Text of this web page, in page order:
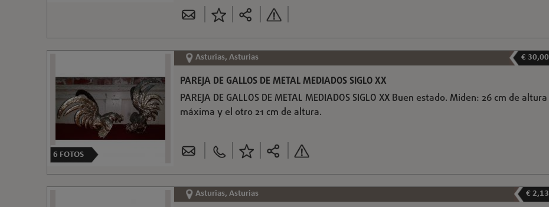
Asturias, Asturias € 30,00
PAREJA DE GALLOS DE METAL MEDIADOS SIGLO XX
PAREJA DE GALLOS DE METAL MEDIADOS SIGLO XX Buen estado. Miden: 26 cm de altura
máxima y el otro 21 cm de altura.
6 FOTOS
Asturias, Asturias € 2,13